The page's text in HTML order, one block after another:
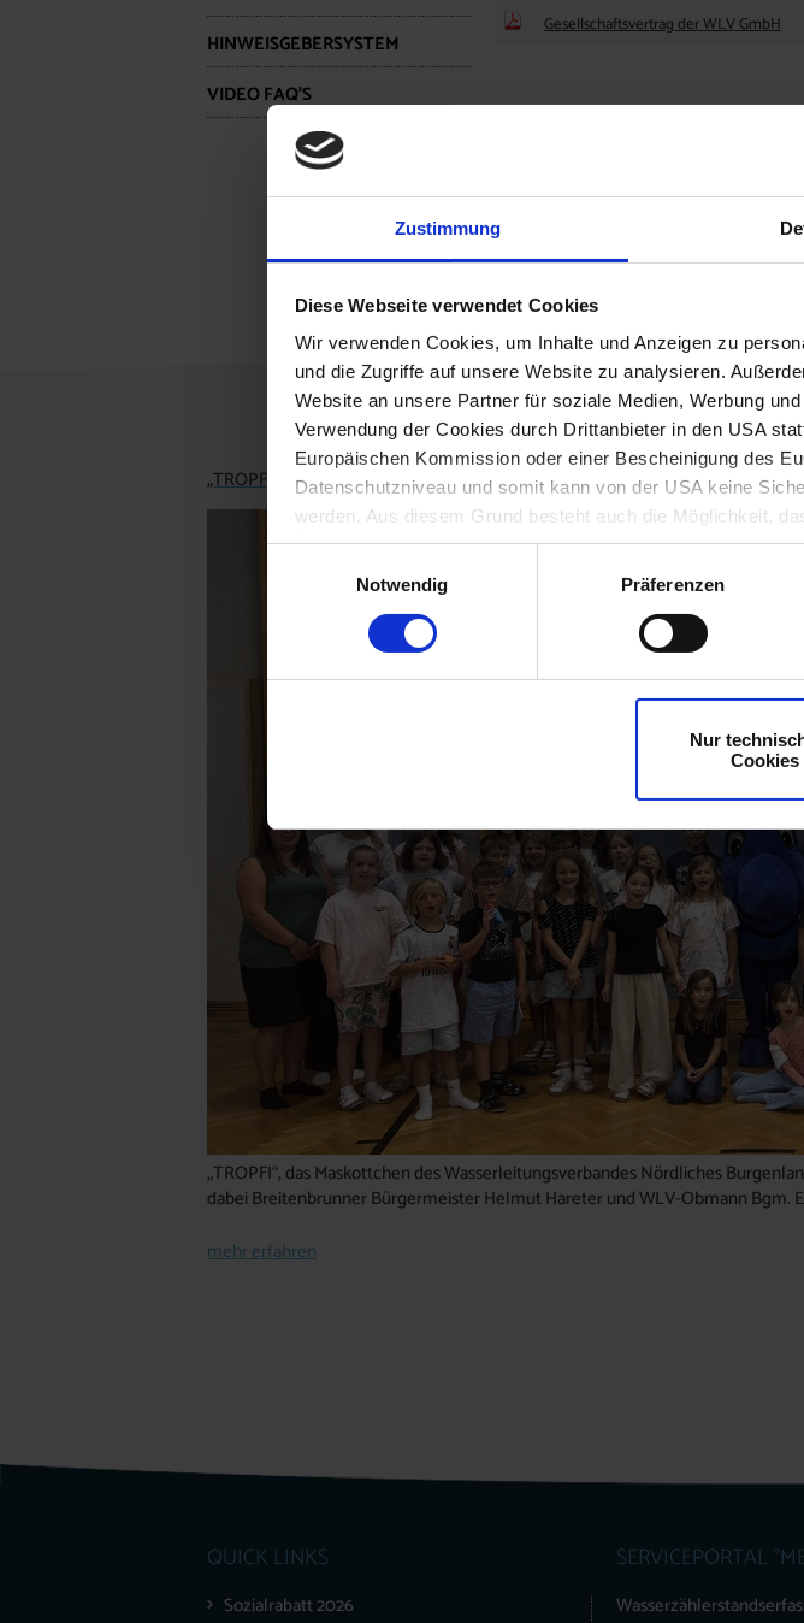
Zustimmung
Diese Webseite verwendet Cookies
Wir verwenden Cookies, um Inhalte und Anzeigen zu
und die Zugriffe auf unsere Website zu analysieren.
Website an unsere Partner für soziale Medien, Werbung
Verwendung der Cookies durch Drittanbieter in den USA
Europäischen Kommission oder einer Bescheinigung des
Datenschutzniveau und somit kann von der USA keine
werden. Aus diesem Grund besteht auch die Möglichkeit,
Überwachungszwecken durch Behörden herangezogen
Notwendig
Präferenzen
Nur
Cookies
Gesellschaftsvertrag der WLV GmbH
HINWEISGEBERSYSTEM
VIDEO FAQ’S
AKTUELLES &
„TROPFI“ zu Besuch in der Volksschule Breitenbrunn
„TROPFI“, das Maskottchen des Wasserleitungsverbandes Nördliches
dabei Breitenbrunner Bürgermeister Helmut Hareter und WLV-Obmann Bgm.
mehr erfahren
QUICK LINKS
Sozialrabatt 2026
SERVICEPORTAL